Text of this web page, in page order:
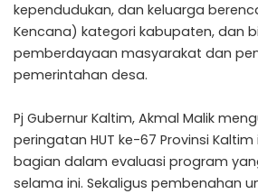
kependudukan, dan keluarga
Kencana) kategori kabupaten, dan
pemberdayaan masyarakat dan
pemerintahan desa.
Pj Gubernur Kaltim, Akmal Malik
peringatan HUT ke-67 Provinsi
bagian dalam evaluasi program
selama ini. Sekaligus pembenahan